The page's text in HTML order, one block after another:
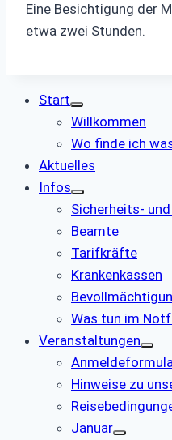
Eine Besichtigung der
etwa zwei Stunden.
Start
Willkommen
Wo finde ich
Aktuelles
Infos
Sicherheits-
Beamte
Tarifkräfte
Krankenkassen
Was tun im
Veranstaltungen
Hinweise zu
Januar